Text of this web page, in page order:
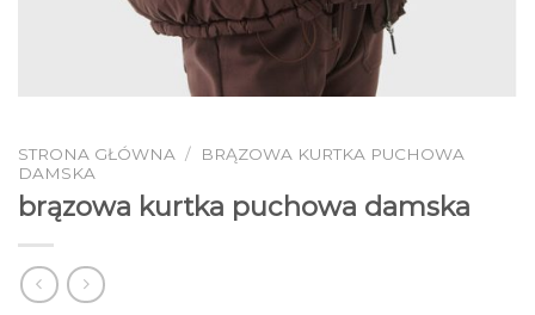
STRONA GŁÓWNA /
BRĄZOWA KURTKA PUCHOWA
DAMSKA
brązowa kurtka puchowa damska